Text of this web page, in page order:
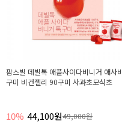
애플트리김약사네 관절살리도 콘드로이
뮤코다당단백 1200 1박스
30,000원